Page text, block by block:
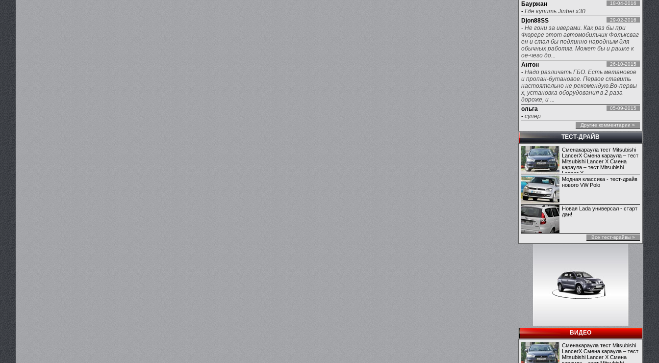
Бауржан
18-04-2016
- Где купить Jinbei x30
Djon88SS
29-02-2016
- Не гони за иверами. Как раз бы при
Фюрере этот автомобильчик Фольксваг
ен и стал бы подлинно народным для
обычных работяг. Может бы и рашке к
ое-чего до...
Антон
26-10-2015
- Надо различать ГБО. Есть метановое
и пропан-бутановое. Первое ставить
настоятельно не рекомендую.Во-первы
х, установка оборудования в 2 раза
дороже, и ...
ольга
05-09-2015
- супер
Другие комментарии »
ТЕСТ-ДРАЙВ
Сменакараула тест Mitsubishi
LancerX Смена караула – тест
Mitsubishi Lancer X Смена
караула – тест Mitsubishi
Lancer X
Модная классика - тест-драйв
нового VW Polo
Новая Lada универсал - старт
дан!
Все тест-врайвы »
ВИДЕО
Сменакараула тест Mitsubishi
LancerX Смена караула – тест
Mitsubishi Lancer X Смена